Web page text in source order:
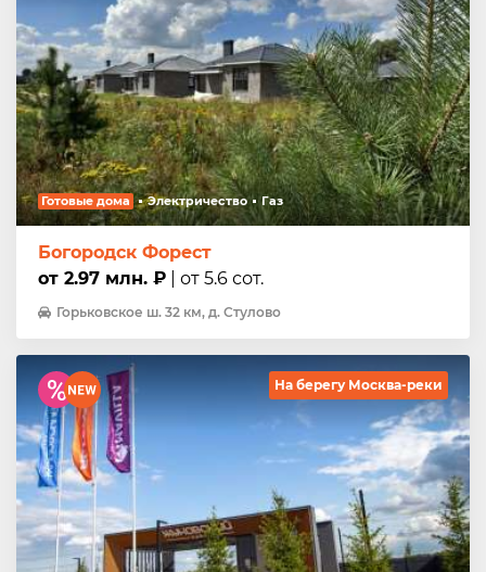
Готовые дома Электричество Газ
Богородск Форест
от 2.97 млн. ₽ | от 5.6 сот.
Горьковское ш. 32 км, д. Стулово
На берегу Москва-реки